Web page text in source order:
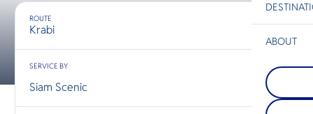
Bangkok
ประจวบ
นักท่องเที่
หลีกหนีจ
เกาะที่มีภู
อันดามัน
ABOUT
ROUTE
Krabi
SERVICE BY
Siam Scenic